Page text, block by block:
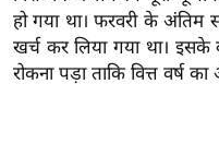
ब
ज
ट
हो गया था। फरवरी के अंतिम
खर्च कर लिया गया था।
रोकना पड़ा ताकि वित्त वर्ष